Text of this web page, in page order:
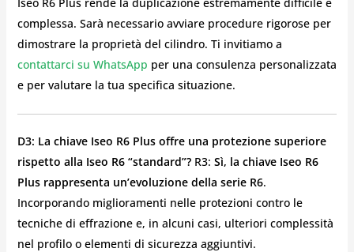
complessa. Sarà necessario avviare procedure rigorose per
dimostrare la proprietà del cilindro. Ti invitiamo a
contattarci su WhatsApp per una consulenza personalizzata
e per valutare la tua specifica situazione.
D3: La chiave Iseo R6 Plus offre una protezione superiore
rispetto alla Iseo R6 “standard”?R3: Sì, la chiave Iseo R6
Plus rappresenta un’evoluzione della serie R6.
Incorporando miglioramenti nelle protezioni contro le
tecniche di effrazione e, in alcuni casi, ulteriori complessità
nel profilo o elementi di sicurezza aggiuntivi.